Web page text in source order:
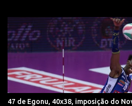
47 de Egonu, 40x38, imposição do